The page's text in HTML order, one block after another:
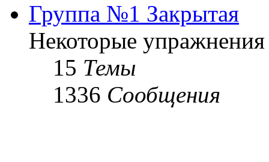
Группа №1 Закрытая
Некоторые упражнения
15 Темы
1336 Сообщения